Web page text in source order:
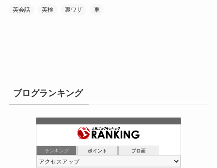
英会話 英検 裏ワザ 車
ブログランキング
ランキング ポイント ブロ画